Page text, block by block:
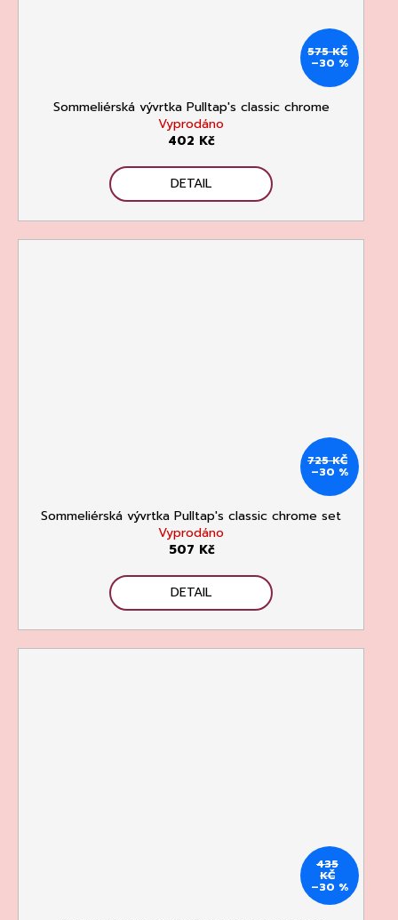
575 KČ
–30 %
Sommeliérská vývrtka Pulltap's classic chrome
Vyprodáno
402 Kč
DETAIL
725 KČ
–30 %
Sommeliérská vývrtka Pulltap's classic chrome set
Vyprodáno
507 Kč
DETAIL
435
KČ
–30 %